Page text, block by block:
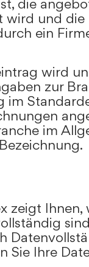
die
und die
ein
wird
zur
im
im
zeigt
Sie Ihre